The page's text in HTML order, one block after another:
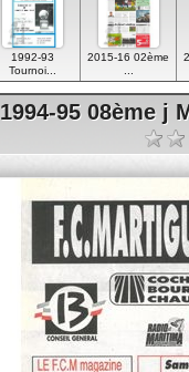
1992-93
Tournoi...
2015-16 02ème
1994-95 08ème j